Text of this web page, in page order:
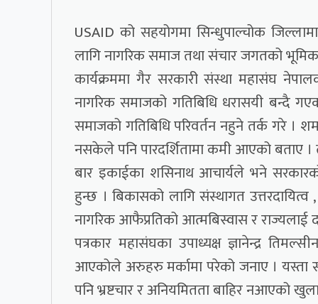
USAID को सहयोगमा सिन्धुपाल्चोक
लागि नागरिक समाज तथा संचार जगतको
कार्यक्रममा गैर सरकारी संस्था महासंघ
नागरिक समाजको गतिबिधि धरासयी बन्दै
समाजको गतिबिधि परिवर्तन नहुने तर्क गरे ।
नसकेले पनि पारदर्शितामा कमी आएको बताए
बार इकाईका शसिनाथ आचार्यले भने
हुन्छ । बिकासको लागि संस्थागत
नागरिक आफैप्रतिको आत्मबिस्वास र राज्यलाई
पत्रकार महासंघका उपाध्यक्ष ज्ञानेन्द्र
आएकोले अरुहरु मर्कामा परेको जनाए ।
पनि भ्रष्टचार र अनियमितता बाहिर नआएको